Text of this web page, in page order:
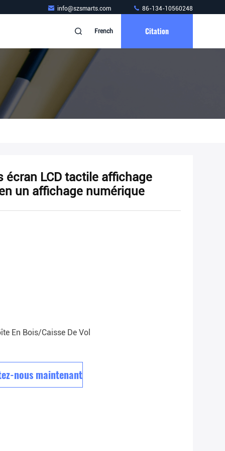
info@szsmarts.com 86-134-10560248
French Citation
écran LCD tactile affichage
un affichage numérique
En Bois/caisse De Vol
nous maintenant